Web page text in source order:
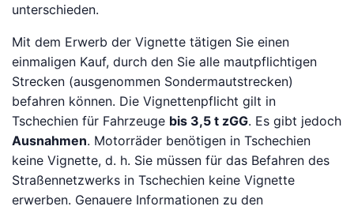
unterschieden.
Mit dem Erwerb der Vignette tätigen Sie einen
einmaligen Kauf, durch den Sie alle mautpflichtigen
Strecken (ausgenommen Sondermautstrecken)
befahren können. Die Vignettenpflicht gilt in
Tschechien für Fahrzeuge bis 3,5 t zGG. Es gibt jedoch
Ausnahmen. Motorräder benötigen in Tschechien
keine Vignette, d. h. Sie müssen für das Befahren des
Straßennetzwerks in Tschechien keine Vignette
erwerben. Genauere Informationen zu den